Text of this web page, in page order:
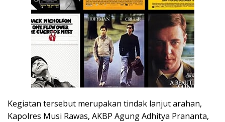
Kegiatan tersebut merupakan tindak lanjut arahan,
Kapolres Musi Rawas, AKBP Agung Adhitya Prananta,